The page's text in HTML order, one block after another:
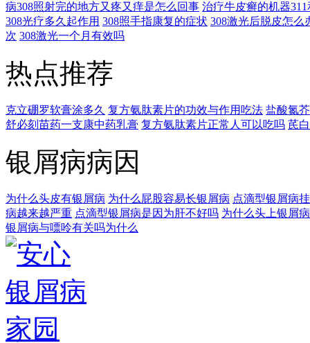
病308照射完的地方又疼又痒是怎么回事 治疗牛皮癣的机器
308光疗多久起作用 308照手指康复的症状 308激光后脱皮怎么
次 308激光一个月有效吗
热点推荐
克立硼罗软膏涂多久 复方氨肽素片的功效与作用吃法 盐酸氮
舒必刻苗药一支康中药乳膏 复方氨肽素片正常人可以吃吗 芪
银屑病病因
为什么头皮有银屑病 为什么屁股容易长银屑病 点滴型银屑病
病越来越严重 点滴型银屑病是因为肝不好吗 为什么头上银屑
银屑病与嘌呤有关吗为什么